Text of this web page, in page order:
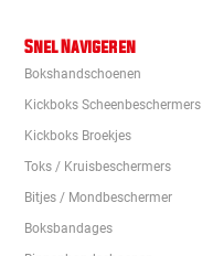
Snel Navigeren
Bokshandschoenen
Kickboks Scheenbeschermers
Kickboks Broekjes
Toks / Kruisbeschermers
Bitjes / Mondbeschermer
Boksbandages